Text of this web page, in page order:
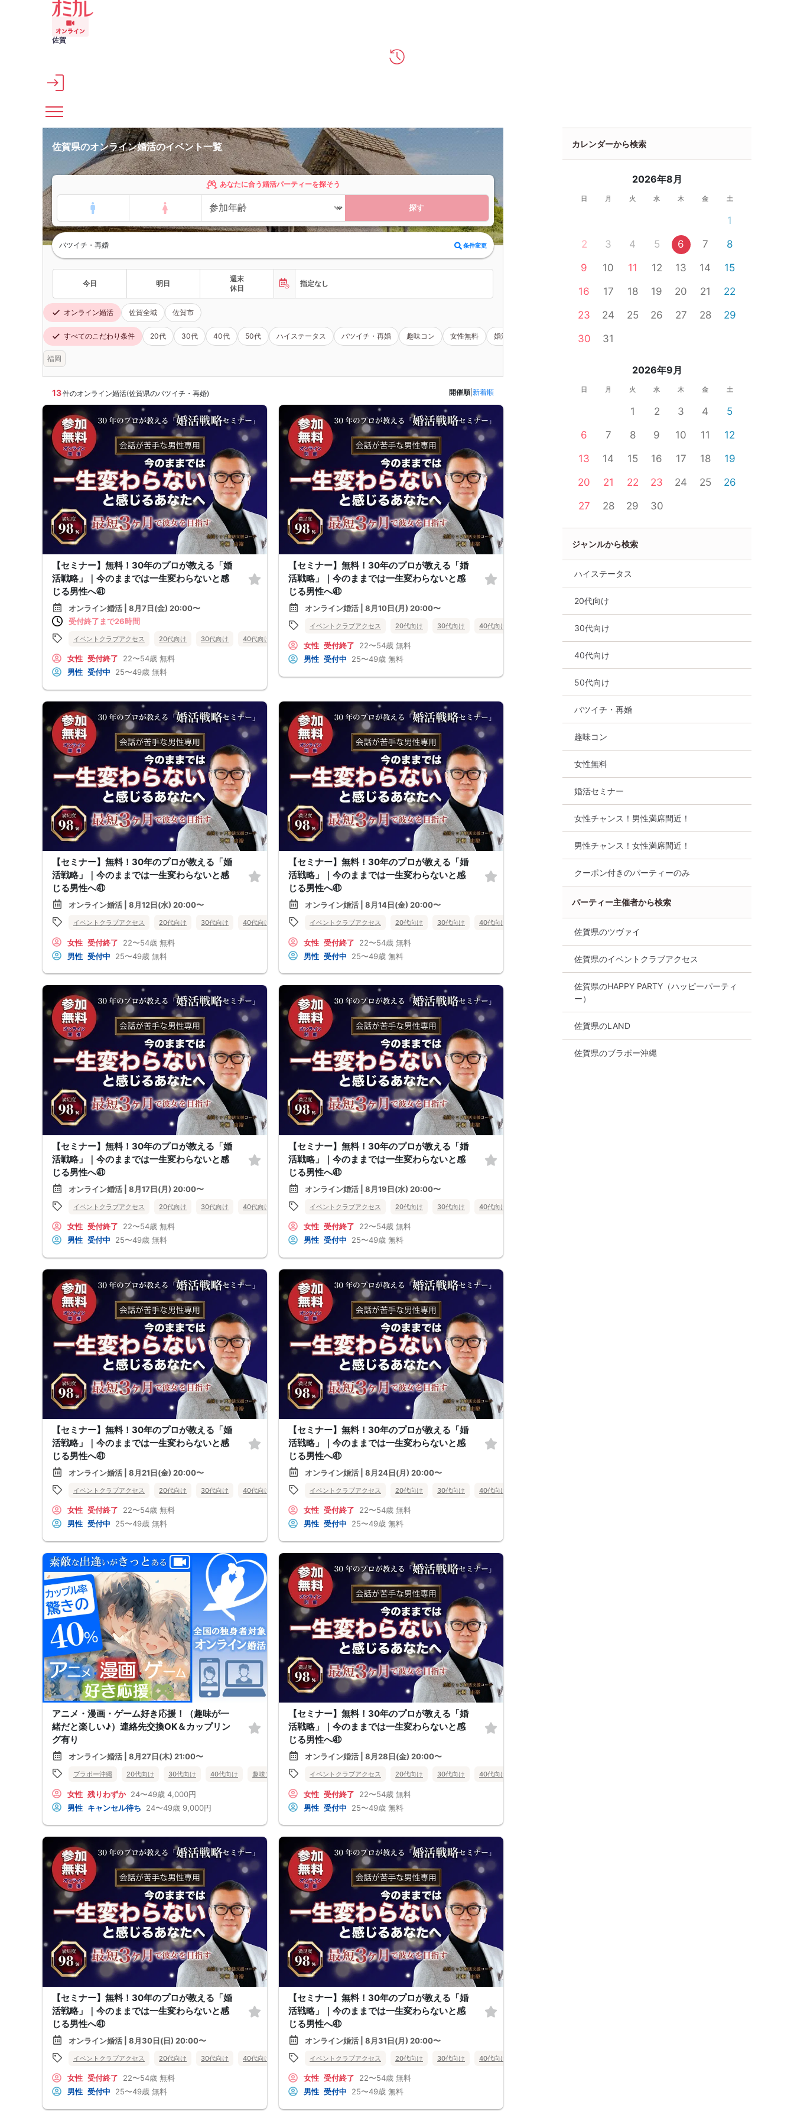
メインコンテンツへスキップ
佐賀
佐賀県のオンライン婚活のイベント一覧
あなたに合う婚活パーティーを探そう
探す
バツイチ・再婚 条件変更
今日 明日
週末
休日
指定なし
オンライン婚活 佐賀全域 佐賀市
すべてのこだわり条件 20代 30代 40代 50代 ハイステータス バツイチ・再婚 趣味コン 女性無料 婚活セミナー 一人参加限定 公務員
福岡
13件のオンライン婚活(佐賀県のバツイチ・再婚) 開催順 新着順
【セミナー】無料！30年のプロが教える「婚
活戦略」｜今のままでは一生変わらないと感
じる男性へ㊶
オンライン婚活 | 8月7日(金) 20:00〜
受付終了まで26時間
イベントクラブアクセス 20代向け 30代向け 40代向け 女性無料
女性 受付終了 22〜54歳 無料
男性 受付中 25〜49歳 無料
【セミナー】無料！30年のプロが教える「婚
活戦略」｜今のままでは一生変わらないと感
じる男性へ㊶
オンライン婚活 | 8月10日(月) 20:00〜
イベントクラブアクセス 20代向け 30代向け 40代向け オンライン婚活
女性 受付終了 22〜54歳 無料
男性 受付中 25〜49歳 無料
【セミナー】無料！30年のプロが教える「婚
活戦略」｜今のままでは一生変わらないと感
じる男性へ㊶
オンライン婚活 | 8月12日(水) 20:00〜
イベントクラブアクセス 20代向け 30代向け 40代向け 女性無料 オンライン婚活 婚活セミナー 佐賀県
女性 受付終了 22〜54歳 無料
男性 受付中 25〜49歳 無料
【セミナー】無料！30年のプロが教える「婚
活戦略」｜今のままでは一生変わらないと感
じる男性へ㊶
オンライン婚活 | 8月14日(金) 20:00〜
イベントクラブアクセス 20代向け 30代向け 40代向け
女性 受付終了 22〜54歳 無料
男性 受付中 25〜49歳 無料
【セミナー】無料！30年のプロが教える「婚
活戦略」｜今のままでは一生変わらないと感
じる男性へ㊶
オンライン婚活 | 8月17日(月) 20:00〜
イベントクラブアクセス 20代向け 30代向け 40代向け 女性無料 オンライン婚活 婚活セミナー 佐賀県
女性 受付終了 22〜54歳 無料
男性 受付中 25〜49歳 無料
【セミナー】無料！30年のプロが教える「婚
活戦略」｜今のままでは一生変わらないと感
じる男性へ㊶
オンライン婚活 | 8月19日(水) 20:00〜
イベントクラブアクセス 20代向け 30代向け 40代向け
女性 受付終了 22〜54歳 無料
男性 受付中 25〜49歳 無料
【セミナー】無料！30年のプロが教える「婚
活戦略」｜今のままでは一生変わらないと感
じる男性へ㊶
オンライン婚活 | 8月21日(金) 20:00〜
イベントクラブアクセス 20代向け 30代向け 40代向け 女性無料 オンライン婚活 婚活セミナー 佐賀県
女性 受付終了 22〜54歳 無料
男性 受付中 25〜49歳 無料
【セミナー】無料！30年のプロが教える「婚
活戦略」｜今のままでは一生変わらないと感
じる男性へ㊶
オンライン婚活 | 8月24日(月) 20:00〜
イベントクラブアクセス 20代向け 30代向け 40代向け
女性 受付終了 22〜54歳 無料
男性 受付中 25〜49歳 無料
アニメ・漫画・ゲーム好き応援！（趣味が一
緒だと楽しい♪）連絡先交換OK＆カップリン
グ有り
オンライン婚活 | 8月27日(木) 21:00〜
ブラボー沖縄 20代向け 30代向け 40代向け 趣味コン オンライン婚活 佐賀県
女性 残りわずか 24〜49歳 4,000円
男性 キャンセル待ち 24〜49歳 9,000円
【セミナー】無料！30年のプロが教える「婚
活戦略」｜今のままでは一生変わらないと感
じる男性へ㊶
オンライン婚活 | 8月28日(金) 20:00〜
イベントクラブアクセス 20代向け 30代向け 40代向け
女性 受付終了 22〜54歳 無料
男性 受付中 25〜49歳 無料
【セミナー】無料！30年のプロが教える「婚
活戦略」｜今のままでは一生変わらないと感
じる男性へ㊶
オンライン婚活 | 8月30日(日) 20:00〜
イベントクラブアクセス 20代向け 30代向け 40代向け 女性無料 オンライン婚活 婚活セミナー 佐賀県
女性 受付終了 22〜54歳 無料
男性 受付中 25〜49歳 無料
【セミナー】無料！30年のプロが教える「婚
活戦略」｜今のままでは一生変わらないと感
じる男性へ㊶
オンライン婚活 | 8月31日(月) 20:00〜
イベントクラブアクセス 20代向け 30代向け 40代向け
女性 受付終了 22〜54歳 無料
男性 受付中 25〜49歳 無料
カレンダーから検索
2026年8月
日 月 火 水 木 金 土
1
2
3 4 5 6 7
8
9
10 11 12 13 14
15
16
17 18 19 20 21
22
23
24 25 26 27 28
29
30
31
2026年9月
日 月 火 水 木 金 土
1 2 3 4
5
6
7 8 9 10 11
12
13
14 15 16 17 18
19
20
21 22 23 24 25
26
27
28 29 30
ジャンルから検索
ハイステータス
20代向け
30代向け
40代向け
50代向け
バツイチ・再婚
趣味コン
女性無料
婚活セミナー
女性チャンス！男性満席間近！
男性チャンス！女性満席間近！
クーポン付きのパーティーのみ
パーティー主催者から検索
佐賀県のツヴァイ
佐賀県のイベントクラブアクセス
佐賀県のHAPPY PARTY（ハッピーパーティ
ー）
佐賀県のLAND
佐賀県のブラボー沖縄